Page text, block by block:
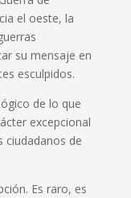
el oeste, la
su mensaje en
esculpidos.
de lo que
excepcional
ciudadanos de
Es raro, es